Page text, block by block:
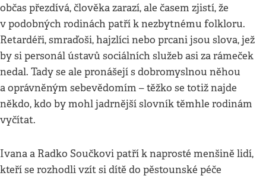
občas přezdívá, člověka zarazí, ale časem zjistí, že
v podobných rodinách patří k nezbytnému folkloru.
Retardéři, smraďoši, hajzlíci nebo prcani jsou slova, jež
by si personál ústavů sociálních služeb asi za rámeček
nedal. Tady se ale pronášejí s dobromyslnou něhou
a oprávněným sebevědomím – těžko se totiž najde
někdo, kdo by mohl jadrnější slovník těmhle rodinám
vyčítat.
Ivana a Radko Součkovi patří k naprosté menšině lidí,
kteří se rozhodli vzít si dítě do pěstounské péče